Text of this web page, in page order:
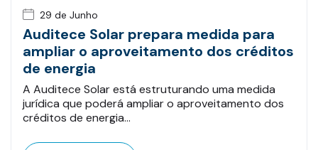
29 de Junho
Auditece Solar prepara medida para
ampliar o aproveitamento dos créditos
de energia
A Auditece Solar está estruturando uma medida
jurídica que poderá ampliar o aproveitamento dos
créditos de energia…